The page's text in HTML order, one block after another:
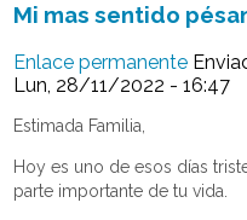
Mi mas sentido
Enlace permanente
Lun, 28/11/2022 - 16:47
Estimada Familia,
Hoy es uno de esos días
parte importante de tu vida.